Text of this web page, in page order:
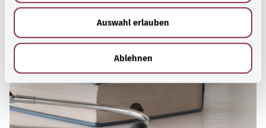
Auswahl erlauben
Ablehnen